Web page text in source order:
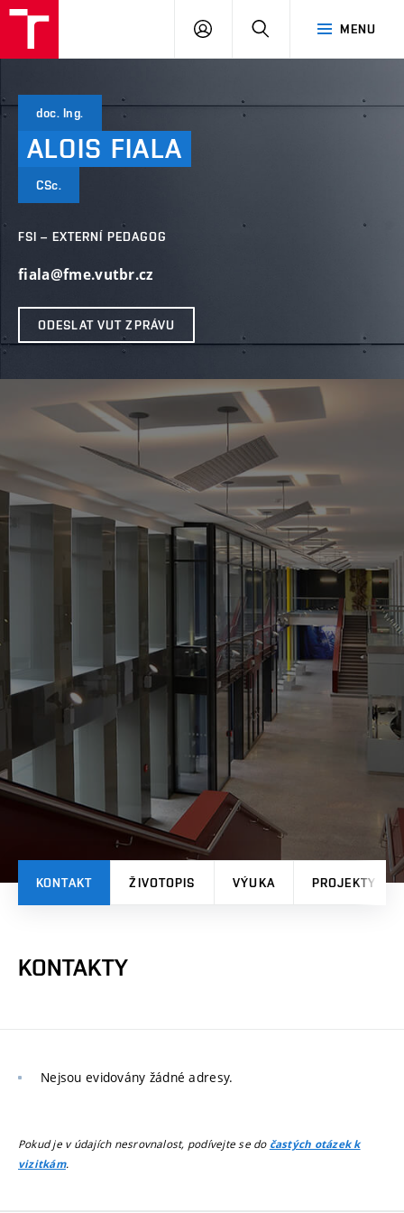
MENU
PŘIHLÁSIT
doc. Ing.
ALOIS FIALA
CSc.
FSI – EXTERNÍ PEDAGOG
fiala@fme.vutbr.cz
ODESLAT VUT ZPRÁVU
KONTAKT ŽIVOTOPIS VÝUKA PROJEKTY
KONTAKTY
Nejsou evidovány žádné adresy.
Pokud je v údajích nesrovnalost, podívejte se do častých otázek k
vizitkám.